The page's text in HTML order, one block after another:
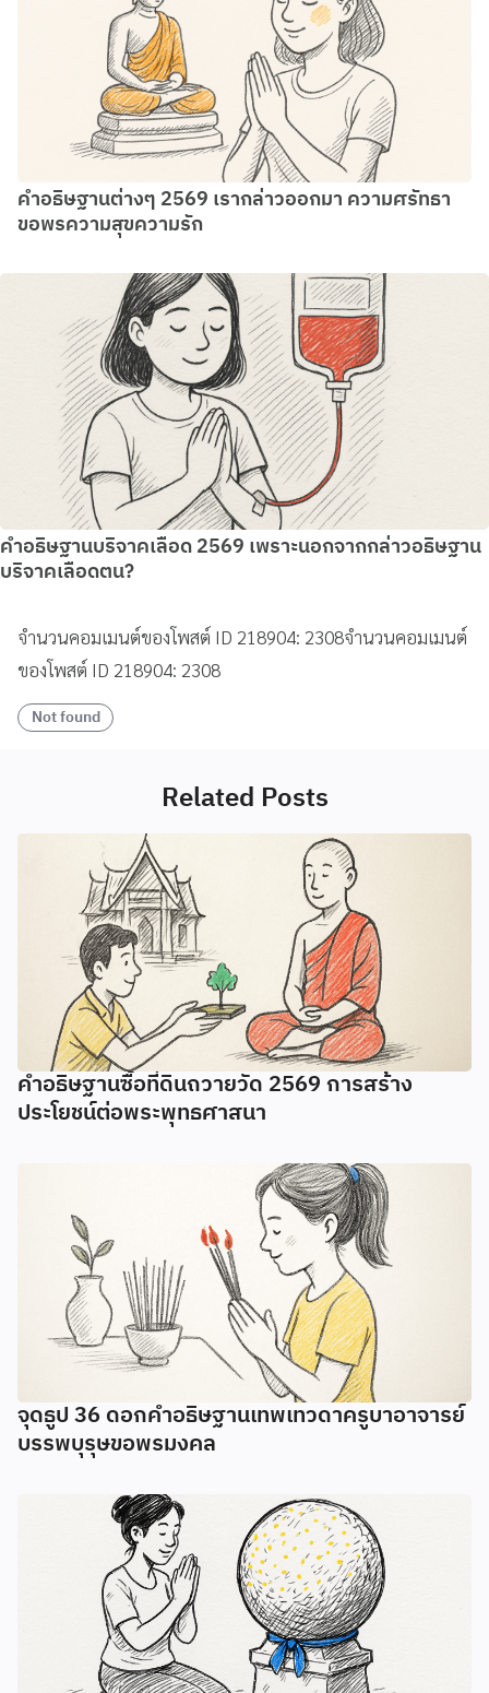
คำอธิษฐานต่างๆ 2569 เรากล่าวออกมา ความศรัทธา
ขอพรความสุขความรัก
คำอธิษฐานบริจาคเลือด 2569 เพราะนอกจากกล่าวอธิษฐาน
บริจาคเลือดตน?
จำนวนคอมเมนต์ของโพสต์ ID 218904: 2308จำนวนคอมเมนต์
ของโพสต์ ID 218904: 2308
Not found
Related Posts
คำอธิษฐานซื้อที่ดินถวายวัด 2569 การสร้าง
ประโยชน์ต่อพระพุทธศาสนา
จุดธูป 36 ดอกคำอธิษฐานเทพเทวดาครูบาอาจารย์
บรรพบุรุษขอพรมงคล